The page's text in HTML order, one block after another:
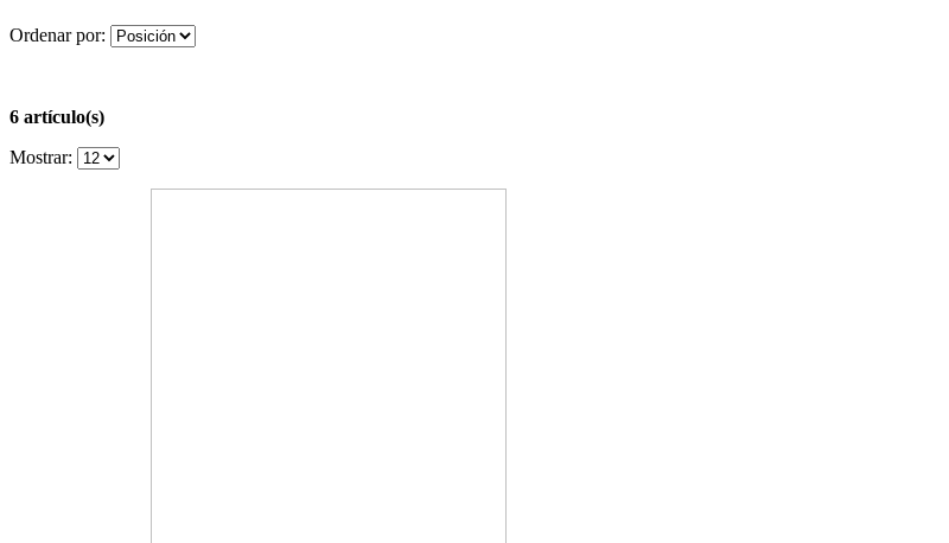
Ordenar por:
6 artículo(s)
Mostrar: